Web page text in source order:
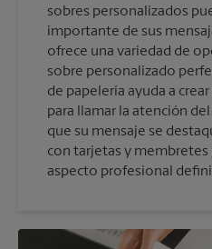
sobres personalizados
importante de sus
ofrece una variedad de
sobre personalizado
de papelería ayuda a
para llamar la atención
que su mensaje se
con tarjetas y membretes
aspecto profesional